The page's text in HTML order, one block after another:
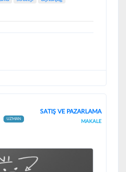
UZMAN
SATIŞ VE PAZARLAMA
MAKALE